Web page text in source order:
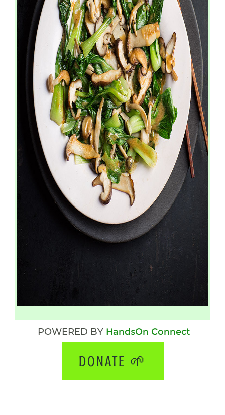
POWERED BY HandsOn Connect
DONATE 🌱